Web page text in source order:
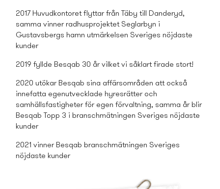
2017 Huvudkontoret flyttar från Täby till Danderyd,
samma vinner radhusprojektet Seglarbyn i
Gustavsbergs hamn utmärkelsen Sveriges nöjdaste
kunder
2019 fyllde Besqab 30 år vilket vi såklart firade stort!
2020 utökar Besqab sina affärsområden att också
innefatta egenutvecklade hyresrätter och
samhällsfastigheter för egen förvaltning, samma år blir
Besqab Topp 3 i branschmätningen Sveriges nöjdaste
kunder
2021 vinner Besqab branschmätningen Sveriges
nöjdaste kunder